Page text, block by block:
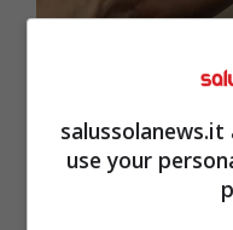
Come le
use your